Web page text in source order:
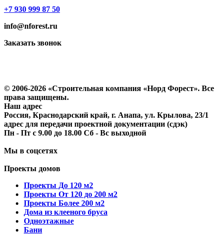
+7 930 999 87 50
info@nforest.ru
Заказать звонок
© 2006-2026 «Строительная компания «Норд Форест». Все
права защищены.
Наш адрес
Россия, Краснодарский край, г. Анапа, ул. Крылова, 23/1
адрес для передачи проектной документации (сдэк)
Пн - Пт с 9.00 до 18.00 Сб - Вс выходной
Мы в соцсетях
Проекты домов
Проекты До 120 м2
Проекты От 120 до 200 м2
Проекты Более 200 м2
Дома из клееного бруса
Одноэтажные
Бани